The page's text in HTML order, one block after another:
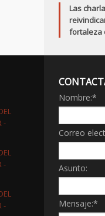
Las
fortaleza
Nombre:*
Correo
Asunto:
Mensaje:*